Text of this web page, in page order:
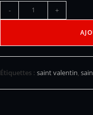
- +
Étiquettes : saint valentin,